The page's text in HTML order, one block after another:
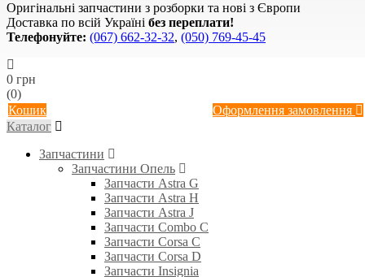
Оригінальні запчастини з розборки та нові з Європи
Доставка по всій Україні без переплати!
Телефонуйте: (067) 662-32-32, (050) 769-45-45
0 грн
(0)
Кошик
Оформлення замовлення
Каталог
Запчастини
Запчастини Опель
Запчасти Astra G
Запчасти Astra H
Запчасти Astra J
Запчасти Combo C
Запчасти Corsa C
Запчасти Corsa D
Запчасти Insignia